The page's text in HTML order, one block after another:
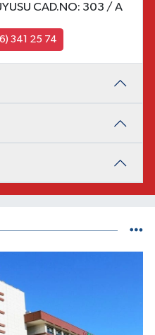
CAD.NO: 303 / A
341 25 74